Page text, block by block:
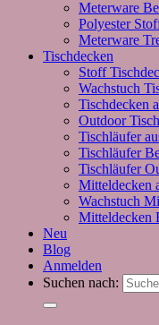
Meterware
Polyester
Meterware
Tischdecken
Stoff
Wachstuch
Tischdecken
Outdoor
Tischläufer
Tischläufer
Tischläufer
Mitteldecken
Wachstuch
Mitteldecken
Neu
Blog
Anmelden
Suchen nach: